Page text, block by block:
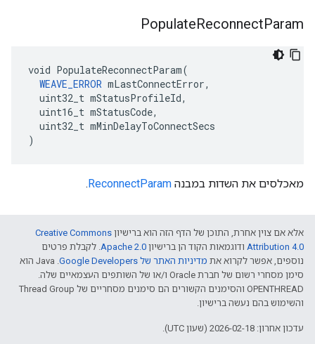
PopulateReconnectParam
void PopulateReconnectParam(
WEAVE_ERROR mLastConnectError,
  uint32_t mStatusProfileId,
  uint16_t mStatusCode,
  uint32_t mMinDelayToConnectSecs
)
מאכלסים את השדות במבנה ReconnectParam
.
אלא אם צוין אחרת, התוכן של הדף הזה הוא ברישיון Creative Commons
Attribution 4.0‏ ודוגמאות הקוד הן ברישיון Apache 2.0‏. לקבלת פרטים
נוספים, אפשר לקרוא את מדיניות האתר של Google Developers‏
.‏ Java הוא
סימן מסחרי רשום של חברת Oracle ו/או של השותפים העצמאיים שלה.
‫OPENTHREAD והסימנים הקשורים הם סימנים מסחריים של Thread Group
והשימוש בהם נעשה ברישיון.
עדכון אחרון: 2026-02-18 (שעון UTC).